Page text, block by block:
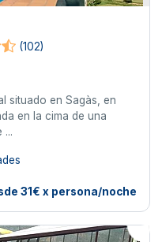
(102)
situado en Sagàs, en
en la cima de una
...
31€ x persona/noche